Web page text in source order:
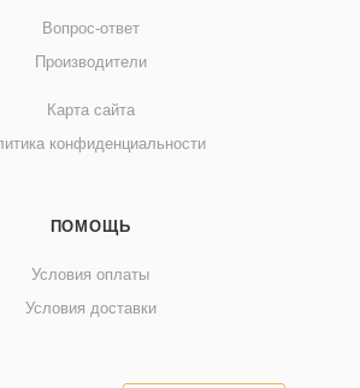
Вопрос-ответ
Производители
Карта сайта
конфиденциальности
ПОМОЩЬ
Условия оплаты
Условия доставки